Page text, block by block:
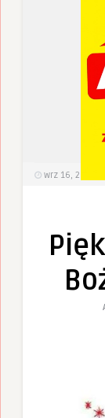
wrz 16, 2023